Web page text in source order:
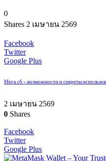
0
Shares 2 เมษายน 2569
Facebook
Twitter
Google Plus
Мега сб – возможности и секреты
2 เมษายน 2569
0 Shares
Facebook
Twitter
Google Plus